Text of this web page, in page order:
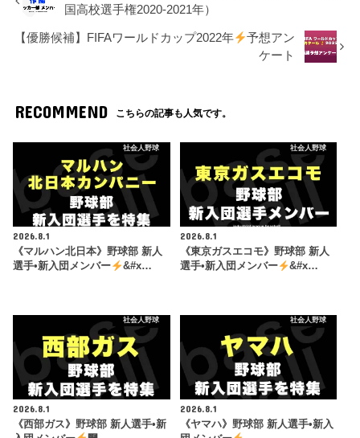
国高校選手権2020-2021年）
【優勝候補】FIFAワールドカップ2022年
予想アン
ケート
RECOMMEND こちらの記事も人気です。
社会人野球
2026.8.1
《マルハン北日本》野球部 新人
選手•新入団メンバー
&#x…
社会人野球
2026.8.1
《東京ガスエコモ》野球部 新人
選手•新入団メンバー
&#x…
社会人野球
2026.8.1
《西部ガス》野球部 新人選手•新
社会人野球
2026.8.1
《ヤマハ》野球部 新人選手•新入